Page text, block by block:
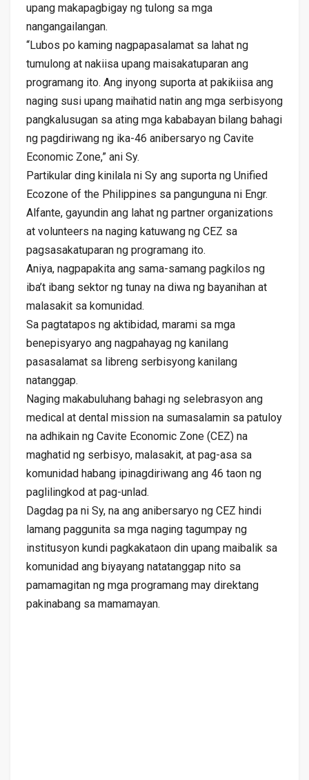
upang makapagbigay ng tulong sa mga
nangangailangan.
“Lubos po kaming nagpapasalamat sa lahat ng
tumulong at nakiisa upang maisakatuparan ang
programang ito. Ang inyong suporta at pakikiisa ang
naging susi upang maihatid natin ang mga serbisyong
pangkalusugan sa ating mga kababayan bilang bahagi
ng pagdiriwang ng ika-46 anibersaryo ng Cavite
Economic Zone,” ani Sy.
Partikular ding kinilala ni Sy ang suporta ng Unified
Ecozone of the Philippines sa pangunguna ni Engr.
Alfante, gayundin ang lahat ng partner organizations
at volunteers na naging katuwang ng CEZ sa
pagsasakatuparan ng programang ito.
Aniya, nagpapakita ang sama-samang pagkilos ng
iba’t ibang sektor ng tunay na diwa ng bayanihan at
malasakit sa komunidad.
Sa pagtatapos ng aktibidad, marami sa mga
benepisyaryo ang nagpahayag ng kanilang
pasasalamat sa libreng serbisyong kanilang
natanggap.
Naging makabuluhang bahagi ng selebrasyon ang
medical at dental mission na sumasalamin sa patuloy
na adhikain ng Cavite Economic Zone (CEZ) na
maghatid ng serbisyo, malasakit, at pag-asa sa
komunidad habang ipinagdiriwang ang 46 taon ng
paglilingkod at pag-unlad.
Dagdag pa ni Sy, na ang anibersaryo ng CEZ hindi
lamang paggunita sa mga naging tagumpay ng
institusyon kundi pagkakataon din upang maibalik sa
komunidad ang biyayang natatanggap nito sa
pamamagitan ng mga programang may direktang
pakinabang sa mamamayan.